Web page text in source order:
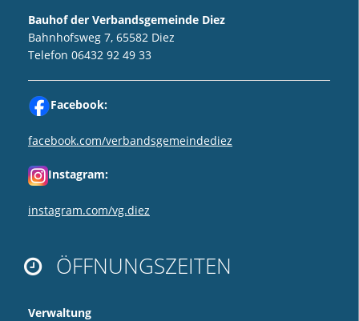
Bauhof der Verbandsgemeinde Diez
Bahnhofsweg 7, 65582 Diez
Telefon 06432 92 49 33
Facebook:
facebook.com/verbandsgemeindediez
Instagram:
instagram.com/vg.diez
 ÖFFNUNGSZEITEN
Verwaltung